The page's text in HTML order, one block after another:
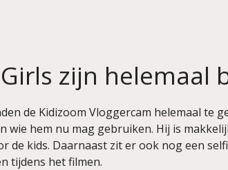
zijn helemaal
de Kidizoom Vloggercam helemaal te
wie hem nu mag gebruiken. Hij is
de kids. Daarnaast zit er ook nog een
tijdens het filmen.